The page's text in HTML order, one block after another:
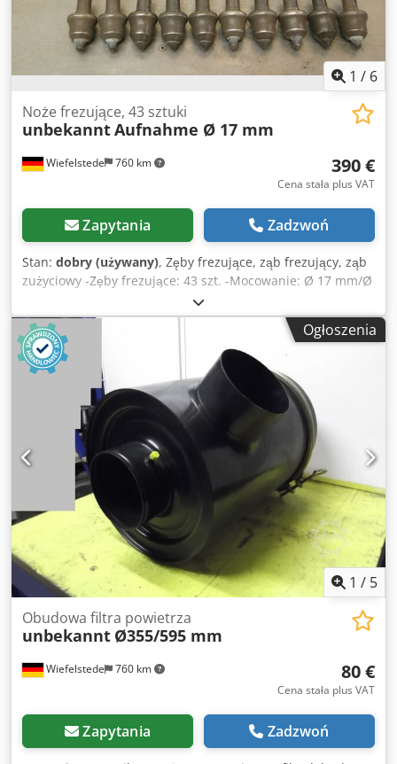
1 / 6
Wiefelstede 760 km
Noże frezujące, 43 sztuki
unbekanntAufnahme Ø 17 mm
390 €
Cena stała plus VAT
Zapytania Zadzwoń
Stan: dobry (używany), Zęby frezujące, ząb frezujący, ząb
zużyciowy -Zęby frezujące: 43 szt. -Mocowanie: Ø 17 mm/Ø
19 mm Dedpfx Aecti A Iei Iskr -Różne: długości -
Sprzedaż/cena: komplet -Waga: 11,6 kg
Ogłoszenia
1 / 5
Wiefelstede 760 km
Obudowa filtra powietrza
unbekannt Ø355/595 mm
80 €
Cena stała plus VAT
Zapytania Zadzwoń